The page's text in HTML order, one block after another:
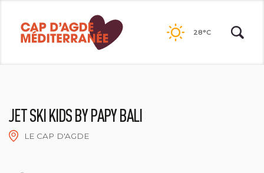
contenu
28°C
JET SKI KIDS BY PAPY BALI
LE CAP D'AGDE